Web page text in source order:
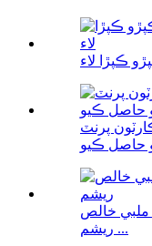
ڪپڙا لاء
پرنٽ
حاصل ڪيو
ملبي خالص
ريشم ...